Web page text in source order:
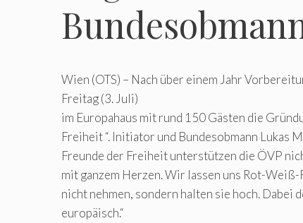
Wien (OTS) – Nach über einem Jahr
Freitag (3. Juli)
im Europahaus mit rund 150 Gästen die
Freiheit “. Initiator und Bundesobmann Lukas
Freunde der Freiheit unterstützen die ÖVP
mit ganzem Herzen. Wir lassen uns Rot-Weiß-
nicht nehmen, sondern halten sie hoch. Dabei
europäisch.“